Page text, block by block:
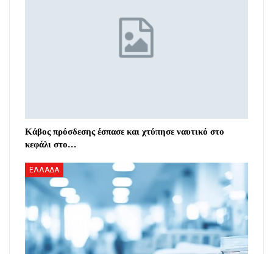
Κάβος πρόσδεσης έσπασε και χτύπησε ναυτικό στο
κεφάλι στο…
ΕΛΛΑΔΑ